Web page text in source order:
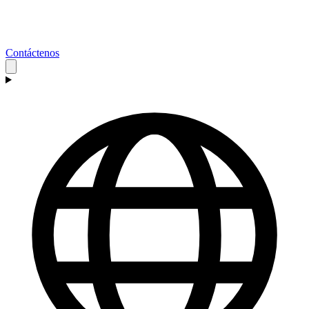
Contáctenos